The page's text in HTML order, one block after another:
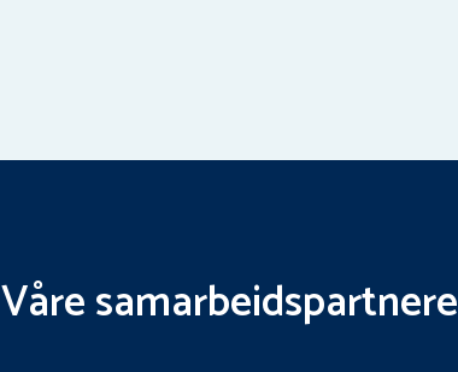
Våre samarbeidspartnere